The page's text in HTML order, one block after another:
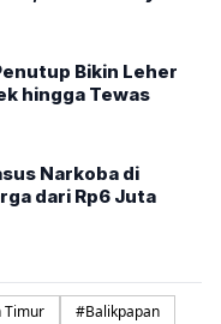
Bikin Leher
hingga Tewas
Narkoba di
dari Rp6 Juta
Timur #Balikpapan